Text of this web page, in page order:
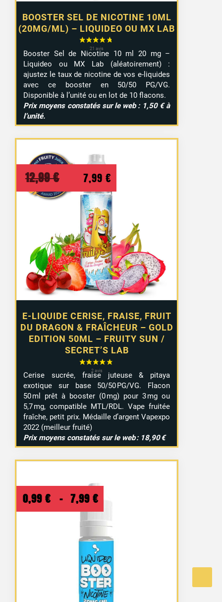
36 avis
BOOSTER SEL DE NICOTINE 10ML
(20MG/ML) – LIQUIDEO OU MX LAB
Booster Sel de Nicotine 10 ml 20 mg –
Liquideo ou MX Lab (aléatoirement) :
ajustez le taux de nicotine de vos e-liquides
avec ce booster en 50/50 PG/VG.
Disponible à l’unité ou en lot de 10 flacons.
Prix moyens constatés sur le web : 1,50 € à
l’unité.
E-LIQUIDE CERISE, FRAISE, FRUIT
DU DRAGON & FRAÎCHEUR – GOLD
EDITION 50ML – FRUITY SUN /
SECRET’S LAB
12,99€
Le
prix
initial
était :
12,99 €.
7,99 €
prix
est :
7,99 €.
Cerise sucrée, fraise juteuse & pitaya
exotique sur base 50/50 PG/VG. Flacon
50 ml prêt à booster (0 mg) pour 3 mg ou
5,7 mg, compatible MTL/RDL. Vape fruitée
fraîche, petit prix. Médaille d’argent Vapexpo
2022 (meilleur fruité)
Prix moyens constatés sur le web : 18,90 €
0,99 € – 7,99 € Plage
de
prix :
0,99 €
à
7,99 €